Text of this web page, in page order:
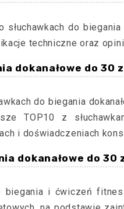
do
techniczne oraz
dokanałowe do 30
do biegania
TOP10 z
i doświadczeniach
dokanałowe do
biegania i ćwiczeń